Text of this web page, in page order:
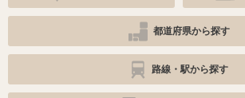
都道府県から探す
路線・駅から探す